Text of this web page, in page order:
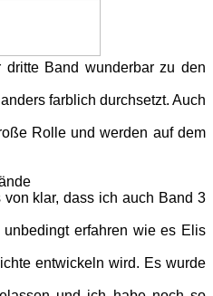
dritte Band wunderbar zu den
farblich durchsetzt. Auch
Rolle und werden auf dem
klar, dass ich auch Band 3
erfahren wie es Elis
entwickeln wird. Es wurde